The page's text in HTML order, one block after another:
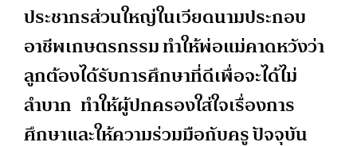
ประชากรส่วนใหญ่ในเวียดนามประกอบ
อาชีพเกษตรกรรม ทำให้พ่อแม่คาดหวังว่า
ลูกต้องได้รับการศึกษาที่ดีเพื่อจะได้ไม่
ลำบาก ทำให้ผู้ปกครองใส่ใจเรื่องการ
ศึกษาและให้ความร่วมมือกับครู ปัจจุบัน